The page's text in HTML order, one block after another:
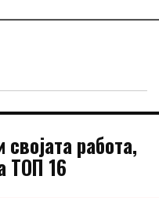
работа,
ТОП 16